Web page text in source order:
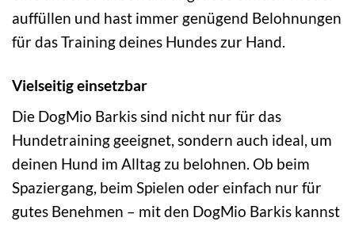
auffüllen und hast immer genügend Belohnungen
für das Training deines Hundes zur Hand.
Vielseitig einsetzbar
Die DogMio Barkis sind nicht nur für das
Hundetraining geeignet, sondern auch ideal, um
deinen Hund im Alltag zu belohnen. Ob beim
Spaziergang, beim Spielen oder einfach nur für
gutes Benehmen – mit den DogMio Barkis kannst